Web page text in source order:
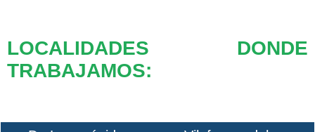
LOCALIDADES DONDE
TRABAJAMOS: